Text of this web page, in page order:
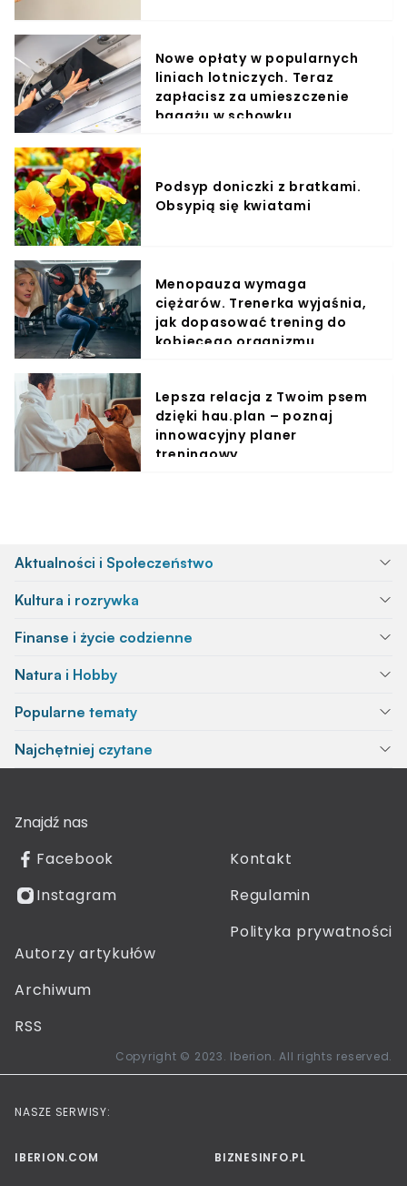
Nowe opłaty w popularnych
liniach lotniczych. Teraz
zapłacisz za umieszczenie
bagażu w schowku
Podsyp doniczki z bratkami.
Obsypią się kwiatami
Menopauza wymaga
ciężarów. Trenerka wyjaśnia,
jak dopasować trening do
kobiecego organizmu
Lepsza relacja z Twoim psem
dzięki hau.plan – poznaj
innowacyjny planer
treningowy
Aktualności i Społeczeństwo
Kultura i rozrywka
Finanse i życie codzienne
Natura i Hobby
Popularne tematy
Najchętniej czytane
Znajdź nas
Facebook
Instagram
Kontakt
Regulamin
Polityka prywatności
Autorzy artykułów
Archiwum
RSS
Copyright © 2023. Iberion. All rights reserved.
NASZE SERWISY:
IBERION.COM BIZNESINFO.PL